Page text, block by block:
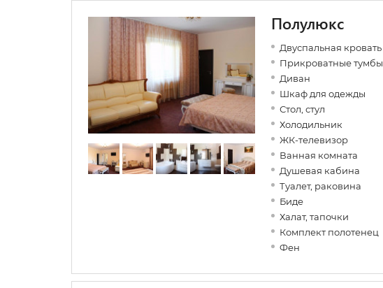
Полулюкс
Двуспальная кровать
Прикроватные тумбы
Диван
Шкаф для одежды
Стол, стул
Холодильник
ЖК-телевизор
Ванная комната
Душевая кабина
Туалет, раковина
Биде
Халат, тапочки
Комплект полотенец
Фен